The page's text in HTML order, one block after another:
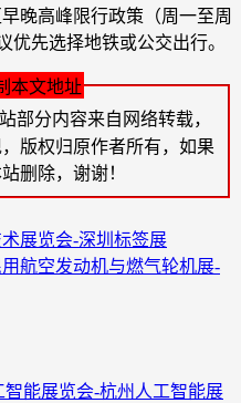
晚高峰限行政策（周一至周
优先选择地铁或公交出行。
本文地址
部分内容来自网络转载，
版权归原作者所有，如果
删除，谢谢！
展览会-深圳标签展
航空发动机与燃气轮机展-
智能展览会-杭州人工智能展